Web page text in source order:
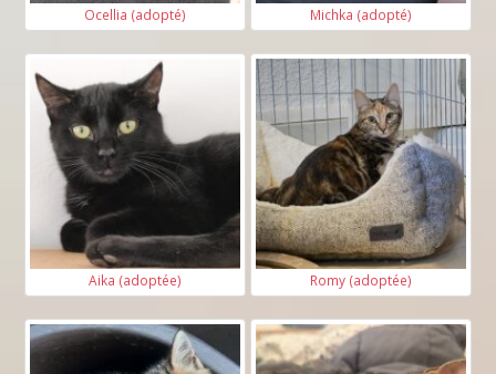
Ocellia (adopté) Michka (adopté)
Aika (adoptée) Romy (adoptée)